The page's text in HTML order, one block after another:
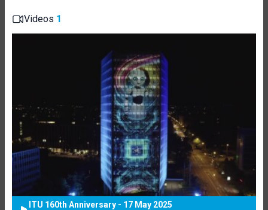
Videos 1
ITU 160th Anniversary - 17 May 2025